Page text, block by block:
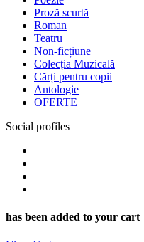
Proză scurtă
Roman
Teatru
Non-ficțiune
Colecția Muzicală
Cărți pentru copii
Antologie
OFERTE
Social profiles
has been added to your cart